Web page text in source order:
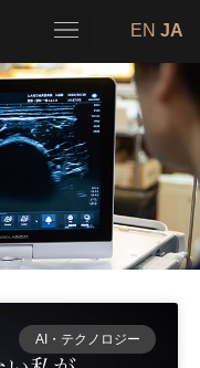
AI・テクノロジー
EN JA